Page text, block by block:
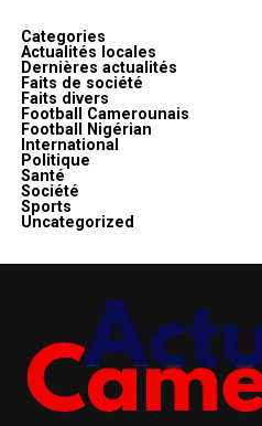
Categories
Actualités locales
Dernières actualités
Faits de société
Faits divers
Football Camerounais
Football Nigérian
International
Politique
Santé
Société
Sports
Uncategorized